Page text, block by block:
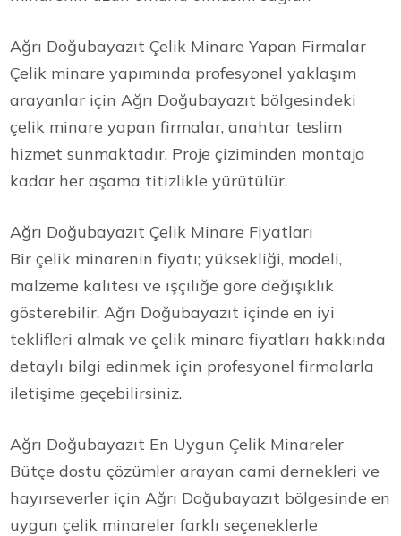
Ağrı Doğubayazıt Çelik Minare Yapan Firmalar
Çelik minare yapımında profesyonel yaklaşım
arayanlar için Ağrı Doğubayazıt bölgesindeki
çelik minare yapan firmalar, anahtar teslim
hizmet sunmaktadır. Proje çiziminden montaja
kadar her aşama titizlikle yürütülür.
Ağrı Doğubayazıt Çelik Minare Fiyatları
Bir çelik minarenin fiyatı; yüksekliği, modeli,
malzeme kalitesi ve işçiliğe göre değişiklik
gösterebilir. Ağrı Doğubayazıt içinde en iyi
teklifleri almak ve çelik minare fiyatları hakkında
detaylı bilgi edinmek için profesyonel firmalarla
iletişime geçebilirsiniz.
Ağrı Doğubayazıt En Uygun Çelik Minareler
Bütçe dostu çözümler arayan cami dernekleri ve
hayırseverler için Ağrı Doğubayazıt bölgesinde en
uygun çelik minareler farklı seçeneklerle